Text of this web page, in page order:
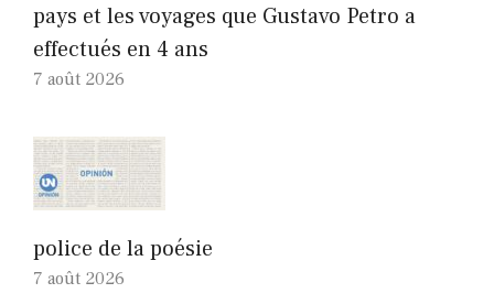
pays et les voyages que Gustavo Petro a
effectués en 4 ans
7 août 2026
police de la poésie
7 août 2026